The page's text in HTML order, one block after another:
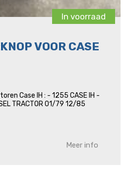
In voorraad
VOOR CASE
Case IH : - 1255 CASE IH -
TRACTOR 01/79 12/85
Meer info